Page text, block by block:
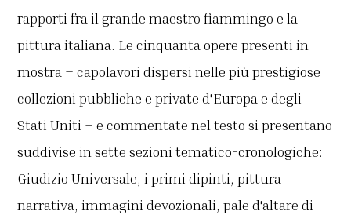
rapporti fra il grande maestro fiammingo e la
pittura italiana. Le cinquanta opere presenti in
mostra – capolavori dispersi nelle più prestigiose
collezioni pubbliche e private d'Europa e degli
Stati Uniti – e commentate nel testo si presentano
suddivise in sette sezioni tematico-cronologiche:
Giudizio Universale, i primi dipinti, pittura
narrativa, immagini devozionali, pale d'altare di